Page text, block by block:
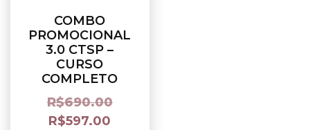
COMBO
PROMOCIONAL
3.0 CTSP –
CURSO
COMPLETO
R$690.00
R$597.00